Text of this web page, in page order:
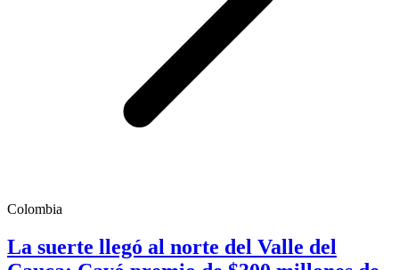
Colombia
La suerte llegó al norte del Valle del